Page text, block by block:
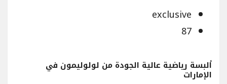
exclusive
87
ألبسة رياضية عالية الجودة من لولوليمون في
الإمارات